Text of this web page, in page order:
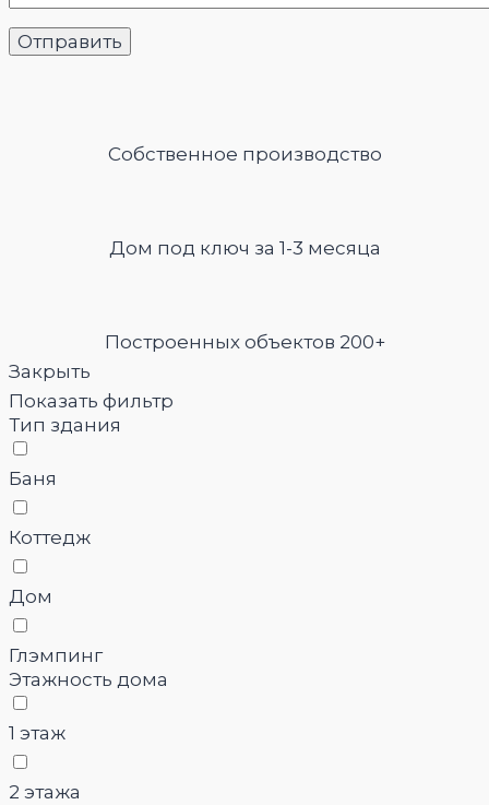
Собственное производство
Дом под ключ за 1-3 месяца
Построенных объектов 200+
Закрыть
Показать фильтр
Тип здания
Баня
Коттедж
Дом
Глэмпинг
Этажность дома
1 этаж
2 этажа